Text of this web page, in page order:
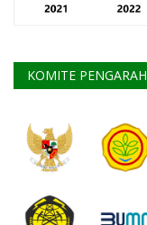
KOMITE PENGARAH